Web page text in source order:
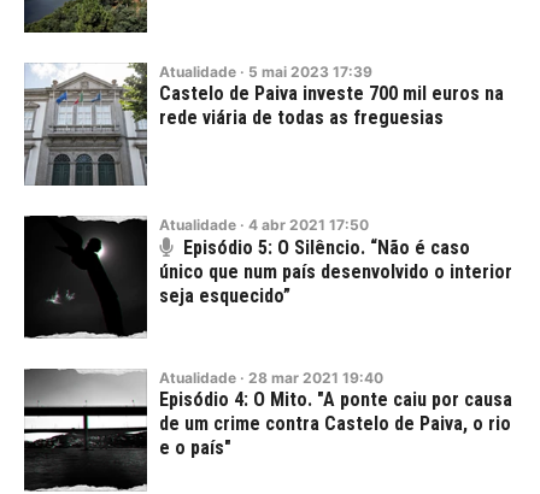
Atualidade · 5 mai 2023 17:39
Castelo de Paiva investe 700 mil euros na
rede viária de todas as freguesias
Atualidade · 4 abr 2021 17:50
Episódio 5: O Silêncio. “Não é caso
único que num país desenvolvido o interior
seja esquecido”
Atualidade · 28 mar 2021 19:40
Episódio 4: O Mito. "A ponte caiu por causa
de um crime contra Castelo de Paiva, o rio
e o país"